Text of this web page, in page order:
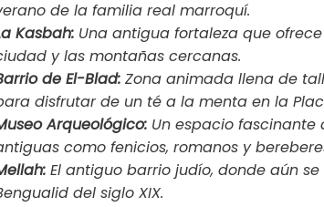
de la familia real marroquí.
Kasbah: Una antigua fortaleza que ofrece
y las montañas cercanas.
de El-Blad: Zona animada llena de
disfrutar de un té a la menta en la
Arqueológico: Un espacio fascinante
como fenicios, romanos y
El antiguo barrio judío, donde aún
del siglo XIX.